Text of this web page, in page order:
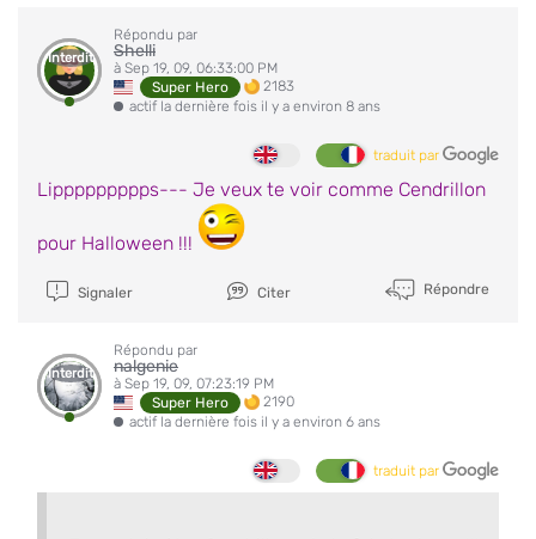
Interdit
Répondu par
Shelli
à Sep 19, 09, 06:33:00 PM
Super Hero
2183
actif la dernière fois il y a environ 8 ans
traduit par
Lippppppppps--- Je veux te voir comme Cendrillon
pour Halloween !!!
Signaler Citer Répondre
Interdit
Répondu par
nalgenie
à Sep 19, 09, 07:23:19 PM
Super Hero
2190
actif la dernière fois il y a environ 6 ans
traduit par